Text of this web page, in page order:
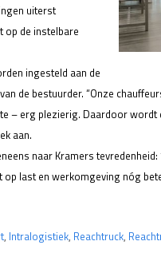
uiterst
op de instelbare
ingesteld aan de
de bestuurder. “Onze
– erg plezierig. Daardoor wordt
aan.
naar Kramers
last en werkomgeving nóg
, Intralogistiek, Reachtruck,